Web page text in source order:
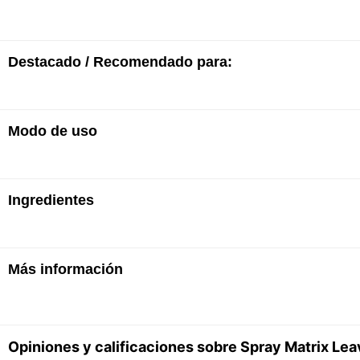
Destacado / Recomendado para:
· Fórmula ligera
· Protege el cabello del peinado con calor
Modo de uso
cabello limpio y húmedo en medios y puntas. No
Ingredientes
Aqua / Water / Eau • Propylenglicol • Glicerina •
Más información
Opiniones y calificaciones sobre Spray Matrix